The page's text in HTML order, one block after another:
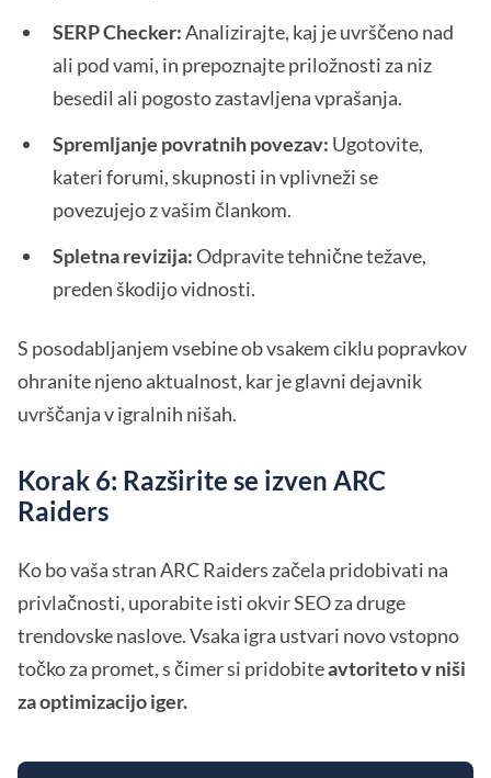
SERP Checker:Analizirajte, kaj je uvrščeno nad
ali pod vami, in prepoznajte priložnosti za niz
besedil ali pogosto zastavljena vprašanja.
Spremljanje povratnih povezav: Ugotovite,
kateri forumi, skupnosti in vplivneži se
povezujejo z vašim člankom.
Spletna revizija:Odpravite tehnične težave,
preden škodijo vidnosti.
S posodabljanjem vsebine ob vsakem ciklu popravkov
ohranite njeno aktualnost, kar je glavni dejavnik
uvrščanja v igralnih nišah.
Korak 6: Razširite se izven ARC
Raiders
Ko bo vaša stran ARC Raiders začela pridobivati na
privlačnosti, uporabite isti okvir SEO za druge
trendovske naslove. Vsaka igra ustvari novo vstopno
točko za promet, s čimer si pridobiteavtoriteto v niši
za optimizacijo iger.